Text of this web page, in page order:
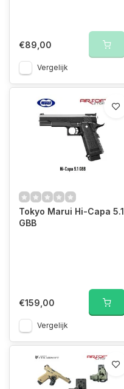
€89,00
Vergelijk
Tokyo Marui Hi-Capa 5.1
GBB
€159,00
Vergelijk